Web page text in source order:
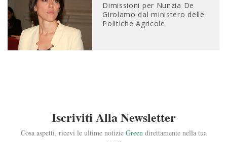
Dimissioni per Nunzia De
Girolamo dal ministero delle
Politiche Agricole
Iscriviti Alla Newsletter
Cosa aspetti, ricevi le ultime notizie Greendirettamente nella tua